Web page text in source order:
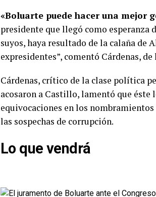
«Boluarte puede hacer una mejor
presidente que llegó como esperanza
suyos, haya resultado de la calaña de
expresidentes”, comentó Cárdenas,
Cárdenas, crítico de la clase política
acosaron a Castillo, lamentó que
equivocaciones en los
las sospechas de corrupción.
Lo que vendrá